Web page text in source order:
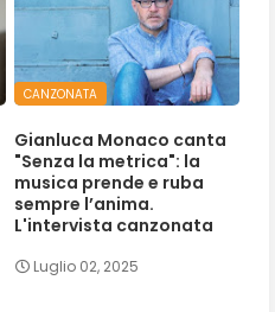
CANZONATA
Gianluca Monaco canta
"Senza la metrica": la
musica prende e ruba
sempre l’anima.
L'intervista canzonata
Luglio 02, 2025